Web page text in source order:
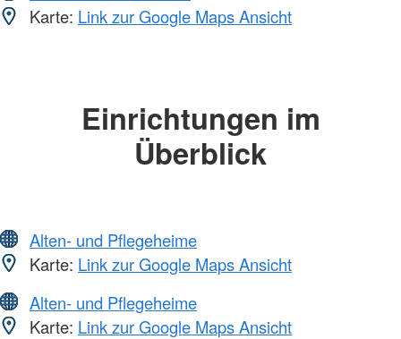
Karte: Link zur Google Maps Ansicht
Einrichtungen im
Überblick
Alten- und Pflegeheime
Karte: Link zur Google Maps Ansicht
Alten- und Pflegeheime
Karte: Link zur Google Maps Ansicht